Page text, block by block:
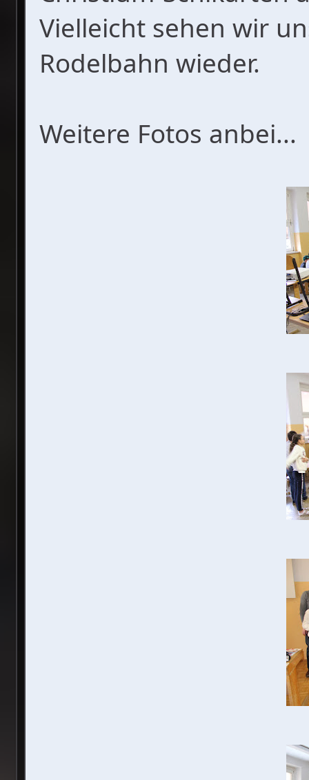
Vielleicht sehen wir
Rodelbahn wieder.
Weitere Fotos anbei...